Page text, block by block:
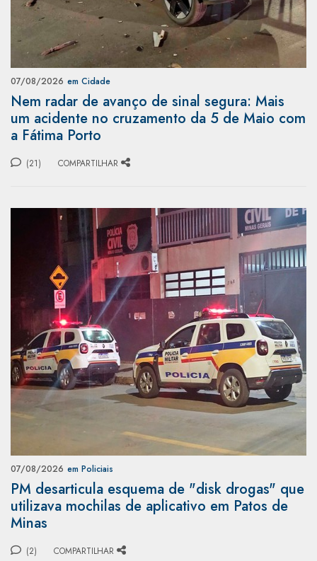
07/08/2026 em Cidade
Nem radar de avanço de sinal segura: Mais
um acidente no cruzamento da 5 de Maio com
a Fátima Porto
(21) COMPARTILHAR
07/08/2026 em Policiais
PM desarticula esquema de "disk drogas" que
utilizava mochilas de aplicativo em Patos de
Minas
(2) COMPARTILHAR